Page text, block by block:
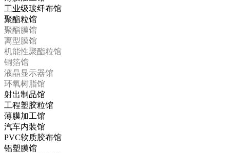
工业级玻纤布馆
聚酯粒馆
聚酯膜馆
离型膜馆
机能性聚酯粒馆
铜箔馆
液晶显示器馆
环氧树脂馆
射出制品馆
工程塑胶粒馆
薄膜加工馆
汽车内装馆
PVC软质胶布馆
铝塑膜馆